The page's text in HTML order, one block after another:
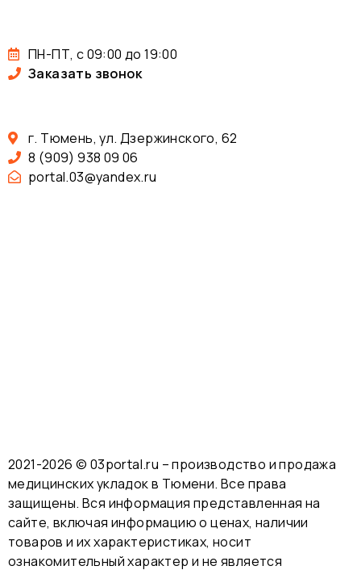
ПН-ПТ, с 09:00 до 19:00
Заказать звонок
г. Тюмень, ул. Дзержинского, 62
8 (909) 938 09 06
portal.03@yandex.ru
2021-2026 © 03portal.ru – производство и продажа
медицинских укладок в Тюмени. Все права
защищены. Вся информация представленная на
сайте, включая информацию о ценах, наличии
товаров и их характеристиках, носит
ознакомительный характер и не является